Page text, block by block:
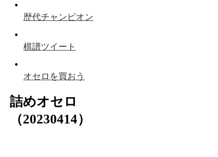
歴代チャンピオン
棋譜ツイート
オセロを買おう
詰めオセロ
（20230414）